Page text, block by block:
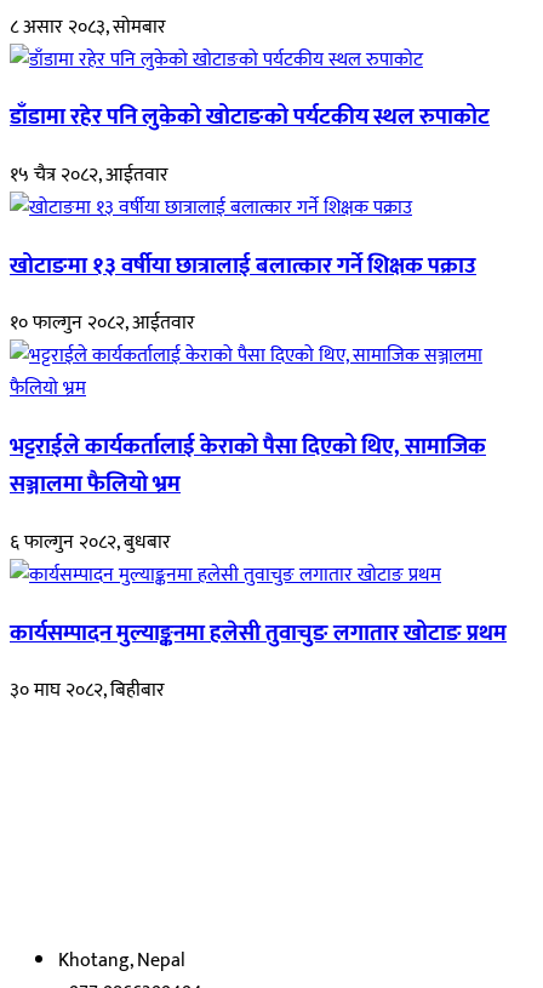
८ असार २०८३, सोमबार
डाँडामा रहेर पनि लुकेको खोटाङको पर्यटकीय स्थल रुपाकोट
१५ चैत्र २०८२, आईतवार
खोटाङमा १३ वर्षीया छात्रालाई बलात्कार गर्ने शिक्षक पक्राउ
१० फाल्गुन २०८२, आईतवार
भट्टराईले कार्यकर्तालाई केराको पैसा दिएको थिए, सामाजिक
सञ्जालमा फैलियो भ्रम
६ फाल्गुन २०८२, बुधबार
कार्यसम्पादन मुल्याङ्कनमा हलेसी तुवाचुङ लगातार खोटाङ प्रथम
३० माघ २०८२, बिहीबार
Khotang, Nepal